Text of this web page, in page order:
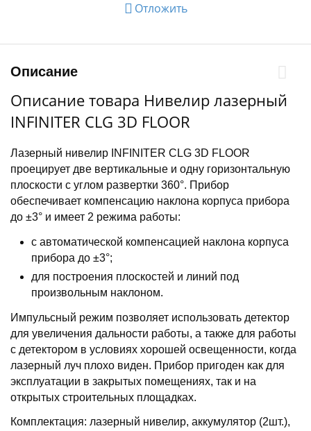
Отложить
Описание
Описание товара Нивелир лазерный
INFINITER CLG 3D FLOOR
Лазерный нивелир INFINITER CLG 3D FLOOR
проецирует две вертикальные и одну горизонтальную
плоскости с углом развертки 360°. Прибор
обеспечивает компенсацию наклона корпуса прибора
до ±3° и имеет 2 режима работы:
с автоматической компенсацией наклона корпуса
прибора до ±3°;
для построения плоскостей и линий под
произвольным наклоном.
Импульсный режим позволяет использовать детектор
для увеличения дальности работы, а также для работы
с детектором в условиях хорошей освещенности, когда
лазерный луч плохо виден. Прибор пригоден как для
эксплуатации в закрытых помещениях, так и на
открытых строительных площадках.
Комплектация: лазерный нивелир, аккумулятор (2шт.),